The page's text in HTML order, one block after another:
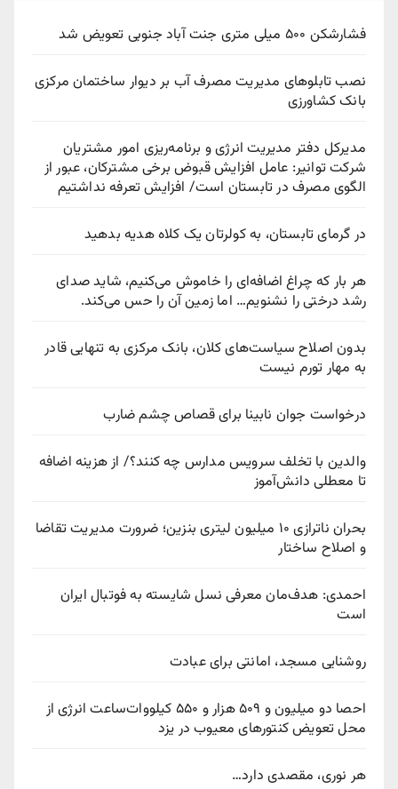
فشارشکن ۵۰۰ میلی متری جنت آباد جنوبی تعویض شد
نصب تابلوهای مدیریت مصرف آب بر دیوار ساختمان مرکزی
بانک کشاورزی
مدیرکل دفتر مدیریت انرژی و برنامه‌ریزی امور مشتریان
شرکت توانیر: عامل افزایش قبوض برخی مشترکان، عبور از
الگوی مصرف در تابستان است/ افزایش تعرفه نداشتیم
در گرمای تابستان، به کولرتان یک کلاه هدیه بدهید
هر بار که چراغ اضافه‌ای را خاموش می‌کنیم، شاید صدای
رشد درختی را نشنویم… اما زمین آن را حس می‌کند.
بدون اصلاح سیاست‌های کلان، بانک مرکزی به تنهایی قادر
به مهار تورم نیست
درخواست جوان نابینا برای قصاص چشم ضارب
والدین با تخلف سرویس مدارس چه کنند؟/ از هزینه اضافه
تا معطلی دانش‌آموز
بحران ناترازی ۱۰ میلیون لیتری بنزین؛ ضرورت مدیریت تقاضا
و اصلاح ساختار
احمدی: هدف‌مان معرفی نسل شایسته به فوتبال ایران
است
روشنایی مسجد، امانتی برای عبادت
احصا دو میلیون و ۵۰۹ هزار و ۵۵۰ کیلووات‌ساعت انرژی از
محل تعویض کنتورهای معیوب در یزد
هر نوری، مقصدی دارد…